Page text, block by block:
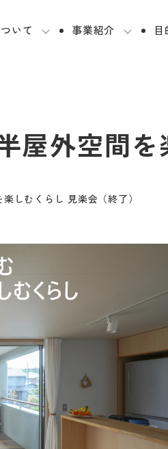
いて 事業紹介
屋外空間を
しむくらし 見楽会（終了）